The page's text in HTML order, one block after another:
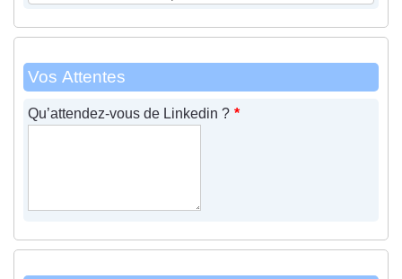
Vos Attentes
Qu’attendez-vous de Linkedin ? *